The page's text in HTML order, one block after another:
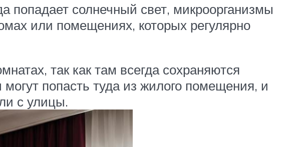
попадает солнечный свет, микроорганизмы
или помещениях, которых регулярно
так как там всегда сохраняются
попасть туда из жилого помещения, и
с улицы.